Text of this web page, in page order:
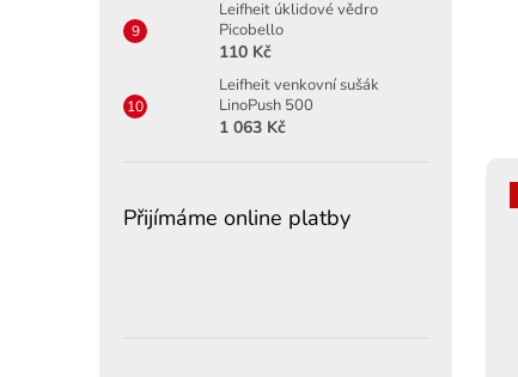
Leifheit úklidové vědro
Picobello
110 Kč
Leifheit venkovní sušák
LinoPush 500
1 063 Kč
Přijímáme online platby